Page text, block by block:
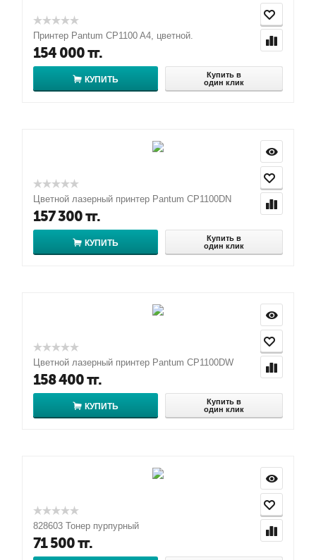
Принтер Pantum CP1100 A4, цветной.
154 000тг.
КУПИТЬ
Купить в
один клик
Цветной лазерный принтер Pantum CP1100DN
157 300тг.
КУПИТЬ
Купить в
один клик
Цветной лазерный принтер Pantum CP1100DW
158 400тг.
КУПИТЬ
Купить в
один клик
828603 Тонер пурпурный
71 500тг.